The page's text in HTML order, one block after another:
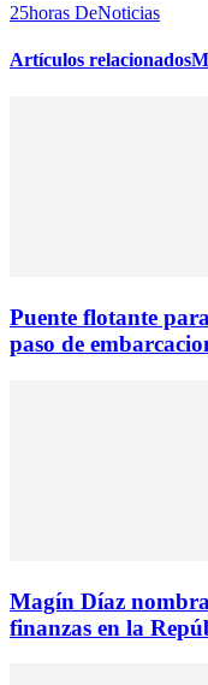
25horas DeNoticias
Artículos relacionados
Puente flotante
paso de
Magín Díaz
finanzas en la